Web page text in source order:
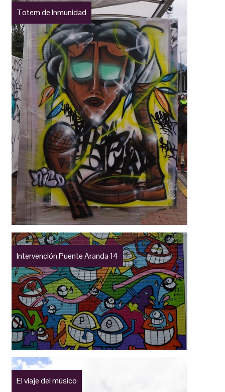
Totem de Inmunidad
Intervención Puente Aranda 14
El viaje del músico